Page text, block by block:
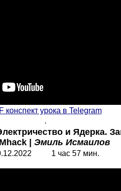
конспект урока в Telegram
.
и Ядерка.
| Эмиль Исмаилов
1 час 57 мин.